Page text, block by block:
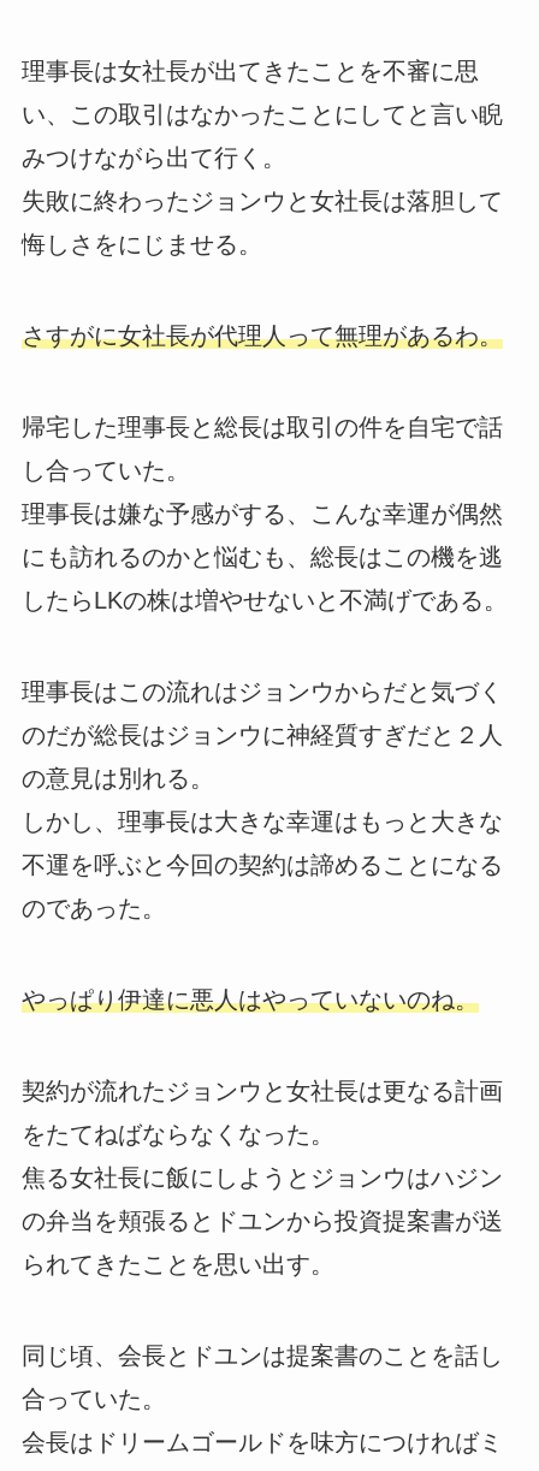
理事長は女社長が出てきたことを不審に思
い、この取引はなかったことにしてと言い睨
みつけながら出て行く。
失敗に終わったジョンウと女社長は落胆して
悔しさをにじませる。
さすがに女社長が代理人って無理があるわ。
帰宅した理事長と総長は取引の件を自宅で話
し合っていた。
理事長は嫌な予感がする、こんな幸運が偶然
にも訪れるのかと悩むも、総長はこの機を逃
したらLKの株は増やせないと不満げである。
理事長はこの流れはジョンウからだと気づく
のだが総長はジョンウに神経質すぎだと２人
の意見は別れる。
しかし、理事長は大きな幸運はもっと大きな
不運を呼ぶと今回の契約は諦めることになる
のであった。
やっぱり伊達に悪人はやっていないのね。
契約が流れたジョンウと女社長は更なる計画
をたてねばならなくなった。
焦る女社長に飯にしようとジョンウはハジン
の弁当を頬張るとドユンから投資提案書が送
られてきたことを思い出す。
同じ頃、会長とドユンは提案書のことを話し
合っていた。
会長はドリームゴールドを味方につければミ